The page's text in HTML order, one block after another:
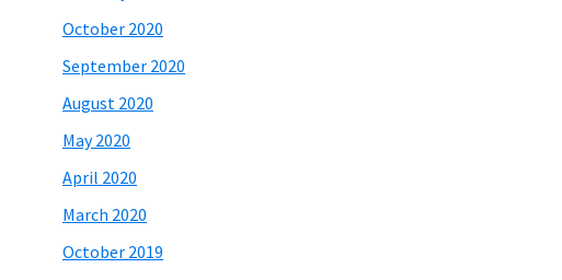
October 2020
September 2020
August 2020
May 2020
April 2020
March 2020
October 2019